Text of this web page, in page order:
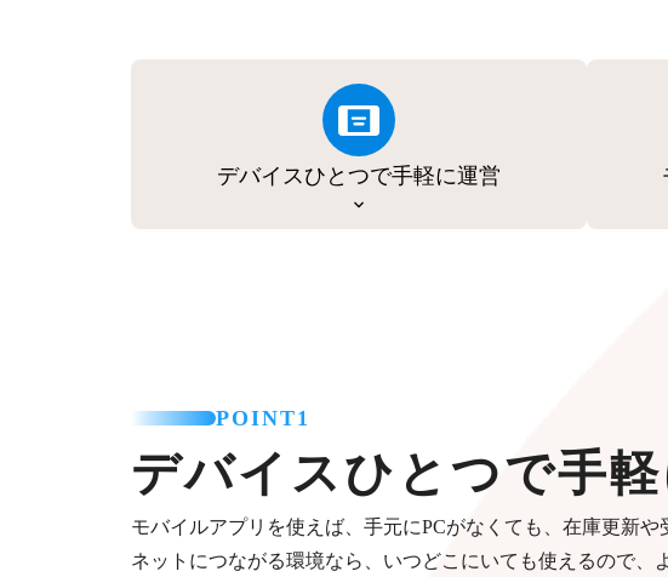
デバイスひとつで手軽に運営
POINT1
デバイスひとつで手
モバイルアプリを使えば、手元にPCがなくても、在庫更新や
ネットにつながる環境なら、いつどこにいても使えるので、